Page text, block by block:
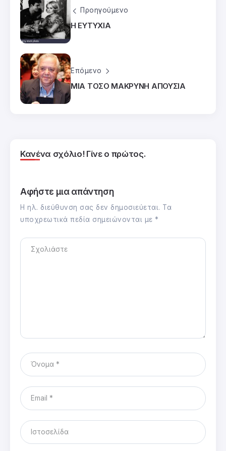
Προηγούμενο
Η ΕΥΤΥΧΙΑ
Επόμενο
ΜΙΑ ΤΟΣΟ ΜΑΚΡΥΝΗ ΑΠΟΥΣΙΑ
Κανένα σχόλιο! Γίνε ο πρώτος.
Αφήστε μια απάντηση
Η ηλ. διεύθυνση σας δεν δημοσιεύεται. Τα
υποχρεωτικά πεδία σημειώνονται με *